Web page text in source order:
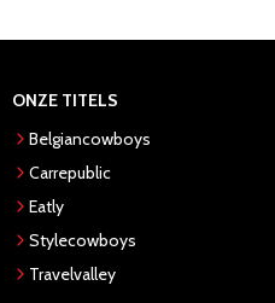
ONZE TITELS
Belgiancowboys
Carrepublic
Eatly
Stylecowboys
Travelvalley